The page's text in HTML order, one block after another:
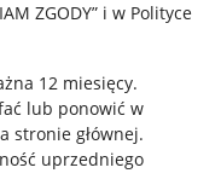
ZGODY” i w Polityce
12 miesięcy.
lub ponowić w
stronie głównej.
uprzedniego